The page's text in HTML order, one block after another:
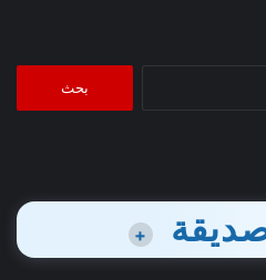
البحث
+